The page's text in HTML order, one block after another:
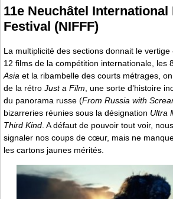
11e Neuchâtel
Festival (NIFFF)
La multiplicité des sections donnait le
12 films de la compétition internationale, les
Asia et la ribambelle des courts métrages,
de la rétro Just a Film , une sorte d’histoire
du panorama russe (From Russia with
bizarreries réunies sous la désignation Ultra
Third Kind . A défaut de pouvoir tout voir,
signaler nos coups de cœur, mais ne
les cartons jaunes mérités.